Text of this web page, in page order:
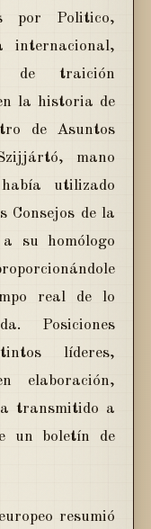
por Politico,
internacional,
de traición
la historia de
de Asuntos
mano
utilizado
Consejos de la
su homólogo
real de lo
Posiciones
líderes,
elaboración,
transmitido a
un boletín de
resumió